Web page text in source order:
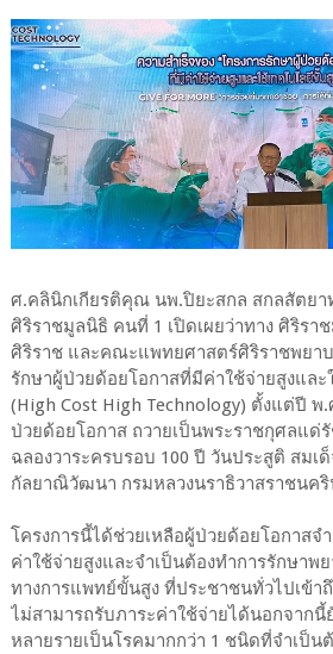
ศ.คลินิกเกียรติคุณ นพ.ปิยะสกล สกลสัตยา
ศิริราชมูลนิธิ คนที่ 1 เปิดเผยว่าทาง ศิริรา
ศิริราช และคณะแพทยศาสตร์ศิริราชพยาบ
รักษาผู้ป่วยด้อยโอกาสที่มีค่าใช้จ่ายสูงและ
(High Cost High Technology) ตั้งแต่ปี พ.
ป่วยด้อยโอกาส ถวายเป็นพระราชกุศลแด่
ฉลองวาระครบรอบ 100 ปี วันประสูติ สมเด็
กัลยาณิวัฒนา กรมหลวงนราธิวาสราชนค
โครงการนี้ได้ช่วยเหลือผู้ป่วยด้อยโอกาสจ
ค่าใช้จ่ายสูงและจำเป็นต้องทำการรักษาพ
ทางการแพทย์ขั้นสูง ที่ประชาชนทั่วไปเข้า
ไม่สามารถรับภาระค่าใช้จ่ายได้นอกจาก
หลายรายเป็นโรคมากกว่า 1 ชนิดที่จำเป็น